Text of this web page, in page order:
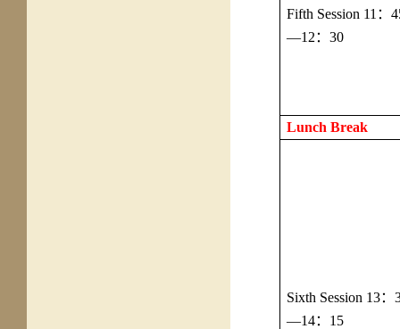
Fifth Session 11 ：
—12 ： 30
Lunch Break
Sixth Session 13：
—14： 15